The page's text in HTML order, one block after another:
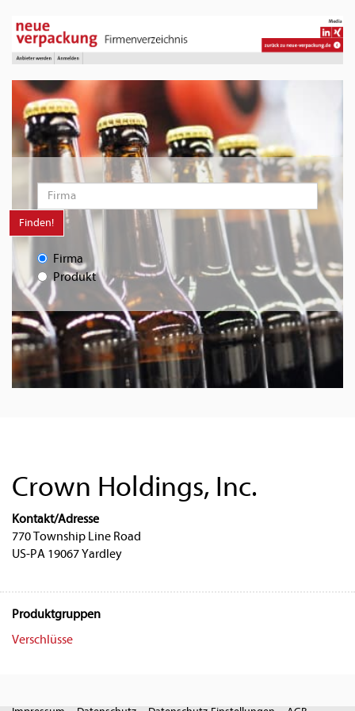
Finden!
Firma
Produkt
Crown Holdings, Inc.
Kontakt/Adresse
770 Township Line Road
US-PA 19067 Yardley
Produktgruppen
Verschlüsse